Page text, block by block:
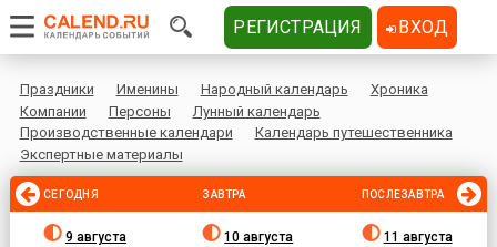
Праздники Именины Народный календарь
Хроника
Компании
Персоны
Лунный календарь
Производственные календари
Календарь путешественника
Экспертные материалы
СЕГОДНЯ
9 августа
ЗАВТРА
10 августа
ПОСЛЕЗАВТРА
11 августа
РЕГИСТРАЦИЯ ВХОД